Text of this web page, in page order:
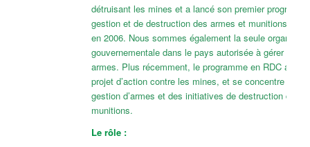
détruisant les mines et a lancé son premier
gestion et de destruction des armes et munitions
en 2006. Nous sommes également la seule
gouvernementale dans le pays autorisée à gérer et à
armes. Plus récemment, le programme en RDC a
projet d’action contre les mines, et se concentre à
gestion d’armes et des initiatives de destruction
munitions.
Le rôle :